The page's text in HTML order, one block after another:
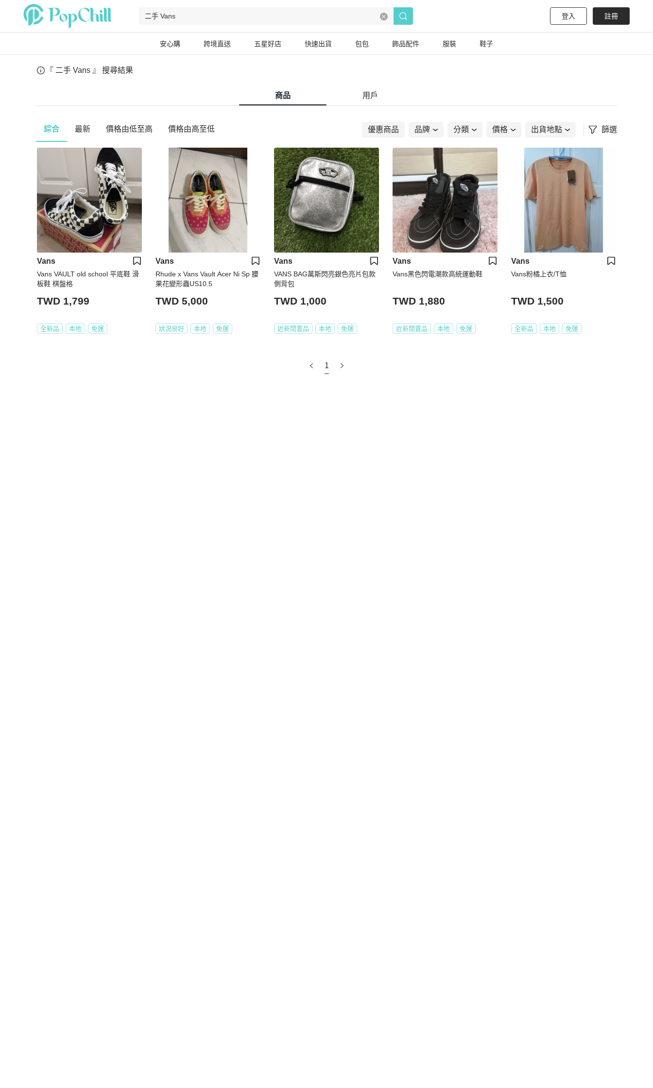
登入 註冊
安心購 跨境直送 五星好店 快速出貨 包包 飾品配件 服裝 鞋子
『 二手 Vans 』 搜尋結果
商品 用戶
綜合 最新 價格由低至高 價格由高至低 優惠商品 品牌 分類 價格 出貨地點 篩選
Vans
Vans VAULT old school 平底鞋 滑
板鞋 棋盤格
TWD 1,799
全新品 本地 免運
Vans
Rhude x Vans Vault Acer Ni Sp 腰
果花變形蟲US10.5
TWD 5,000
狀況良好 本地 免運
Vans
VANS BAG萬斯閃亮銀色亮片包款
側背包
TWD 1,000
近新閒置品 本地 免運
Vans
Vans黑色閃電潮款高統運動鞋
TWD 1,880
近新閒置品 本地 免運
Vans
Vans粉橘上衣/T恤
TWD 1,500
全新品 本地 免運
1